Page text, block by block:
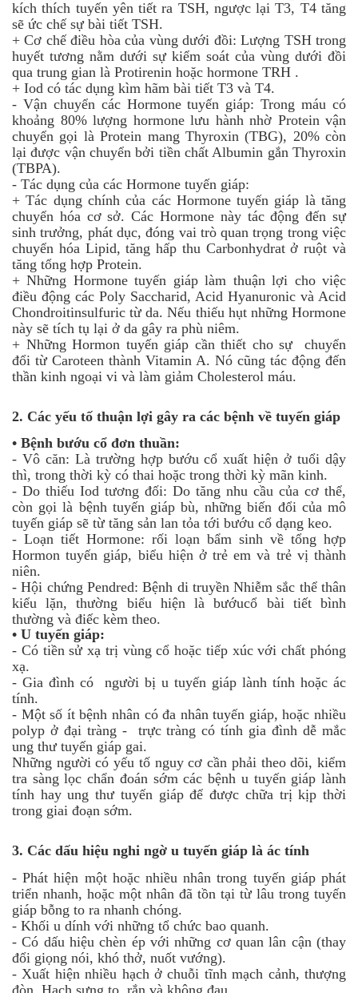
kích thích tuyến yên tiết ra TSH, ngược lại T3, T4 tăng
sẽ ức chế sự bài tiết TSH.
+ Cơ chế điều hòa của vùng dưới đồi: Lượng TSH trong
huyết tương nằm dưới sự kiểm soát của vùng dưới đồi
qua trung gian là Protirenin hoặc hormone TRH .
+ Iod có tác dụng kìm hãm bài tiết T3 và T4.
- Vận chuyển các Hormone tuyến giáp: Trong máu có
khoảng 80% lượng hormone lưu hành nhờ Protein vận
chuyển gọi là Protein mang Thyroxin (TBG), 20% còn
lại được vận chuyển bởi tiền chất Albumin gắn Thyroxin
(TBPA).
- Tác dụng của các Hormone tuyến giáp:
+ Tác dụng chính của các Hormone tuyến giáp là tăng
chuyển hóa cơ sở. Các Hormone này tác động đến sự
sinh trưởng, phát dục, đóng vai trò quan trọng trong việc
chuyển hóa Lipid, tăng hấp thu Carbonhydrat ở ruột và
tăng tổng hợp Protein.
+ Những Hormone tuyến giáp làm thuận lợi cho việc
điều động các Poly Saccharid, Acid Hyanuronic và Acid
Chondroitinsulfuric từ da. Nếu thiếu hụt những Hormone
này sẽ tích tụ lại ở da gây ra phù niêm.
+ Những Hormon tuyến giáp cần thiết cho sự chuyển
đổi từ Caroteen thành Vitamin A. Nó cũng tác động đến
thần kinh ngoại vi và làm giảm Cholesterol máu.
2. Các yếu tố thuận lợi gây ra các bệnh về tuyến giáp
• Bệnh bướu cổ đơn thuần:
- Vô căn: Là trường hợp bướu cổ xuất hiện ở tuổi dậy
thì, trong thời kỳ có thai hoặc trong thời kỳ mãn kinh.
- Do thiếu Iod tương đối: Do tăng nhu cầu của cơ thể,
còn gọi là bệnh tuyến giáp bù, những biến đổi của mô
tuyến giáp sẽ từ tăng sản lan tỏa tới bướu cổ dạng keo.
- Loạn tiết Hormone: rối loạn bẩm sinh về tổng hợp
Hormon tuyến giáp, biểu hiện ở trẻ em và trẻ vị thành
niên.
- Hội chứng Pendred: Bệnh di truyền Nhiễm sắc thể thân
kiểu lặn, thường biểu hiện là bướucổ bài tiết bình
thường và điếc kèm theo.
• U tuyến giáp:
- Có tiền sử xạ trị vùng cổ hoặc tiếp xúc với chất phóng
xạ.
- Gia đình có người bị u tuyến giáp lành tính hoặc ác
tính.
- Một số ít bệnh nhân có đa nhân tuyến giáp, hoặc nhiều
polyp ở đại tràng - trực tràng có tính gia đình dễ mắc
ung thư tuyến giáp gai.
Những người có yếu tố nguy cơ cần phải theo dõi, kiểm
tra sàng lọc chẩn đoán sớm các bệnh u tuyến giáp lành
tính hay ung thư tuyến giáp để được chữa trị kịp thời
trong giai đoạn sớm.
3. Các dấu hiệu nghi ngờ u tuyến giáp là ác tính
- Phát hiện một hoặc nhiều nhân trong tuyến giáp phát
triển nhanh, hoặc một nhân đã tồn tại từ lâu trong tuyến
giáp bỗng to ra nhanh chóng.
- Khối u dính với những tổ chức bao quanh.
- Có dấu hiệu chèn ép với những cơ quan lân cận (thay
đổi giọng nói, khó thở, nuốt vướng).
- Xuất hiện nhiều hạch ở chuỗi tĩnh mạch cảnh, thượng
đòn. Hạch sưng to, rắn và không đau.